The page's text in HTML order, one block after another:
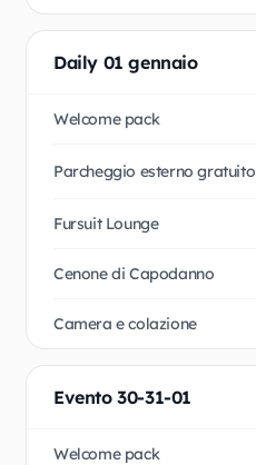
Daily 01 gennaio
Welcome pack
Parcheggio esterno gratuito
Fursuit Lounge
Cenone di Capodanno
Camera e colazione
Evento 30-31-01
Welcome pack